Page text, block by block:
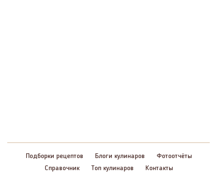
Подборки рецептов Блоги кулинаров
Фотоотчёты
Справочник
Топ кулинаров Контакты